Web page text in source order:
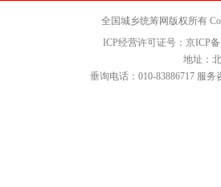
全国城乡统筹网版权所有
ICP经营许可证号：京ICP备
地址：
垂询电话：010-83886717 服务